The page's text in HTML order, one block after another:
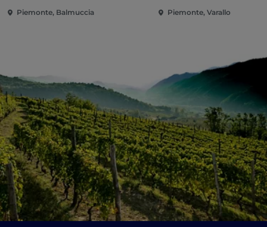
Piemonte, Balmuccia Piemonte, Varallo